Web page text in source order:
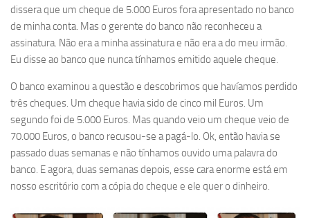
dissera que um cheque de 5.000 Euros fora apresentado no banco
de minha conta. Mas o gerente do banco não reconheceu a
assinatura. Não era a minha assinatura e não era a do meu irmão.
Eu disse ao banco que nunca tínhamos emitido aquele cheque.
O banco examinou a questão e descobrimos que havíamos perdido
três cheques. Um cheque havia sido de cinco mil Euros. Um
segundo foi de 5.000 Euros. Mas quando veio um cheque veio de
70.000 Euros, o banco recusou-se a pagá-lo. Ok, então havia se
passado duas semanas e não tínhamos ouvido uma palavra do
banco. E agora, duas semanas depois, esse cara enorme está em
nosso escritório com a cópia do cheque e ele quer o dinheiro.